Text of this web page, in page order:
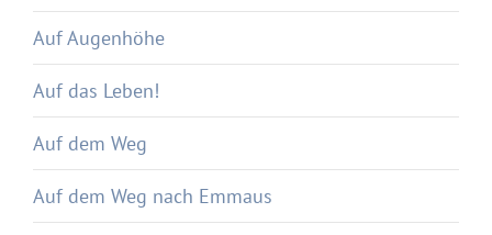
Auf Augenhöhe
Auf das Leben!
Auf dem Weg
Auf dem Weg nach Emmaus